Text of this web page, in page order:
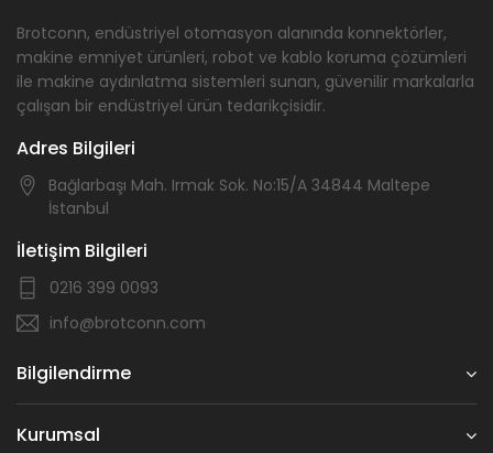
Brotconn, endüstriyel otomasyon alanında konnektörler,
makine emniyet ürünleri, robot ve kablo koruma çözümleri
ile makine aydınlatma sistemleri sunan, güvenilir markalarla
çalışan bir endüstriyel ürün tedarikçisidir.
Adres Bilgileri
Bağlarbaşı Mah. Irmak Sok. No:15/A 34844 Maltepe
İstanbul
İletişim Bilgileri
0216 399 0093
info@brotconn.com
Bilgilendirme
Kurumsal